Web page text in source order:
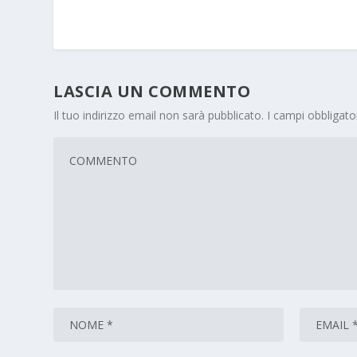
LASCIA UN COMMENTO
Il tuo indirizzo email non sarà pubblicato. I campi